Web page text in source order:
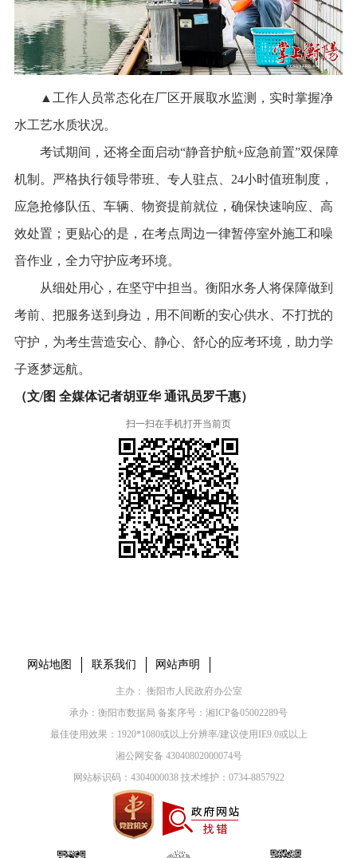
▲工作人员常态化在厂区开展取水监测，实时掌握净
水工艺水质状况。
考试期间，还将全面启动“静音护航+应急前置”双保障
机制。严格执行领导带班、专人驻点、24小时值班制度，
应急抢修队伍、车辆、物资提前就位，确保快速响应、高
效处置；更贴心的是，在考点周边一律暂停室外施工和噪
音作业，全力守护应考环境。
从细处用心，在坚守中担当。衡阳水务人将保障做到
考前、把服务送到身边，用不间断的安心供水、不打扰的
守护，为考生营造安心、静心、舒心的应考环境，助力学
子逐梦远航。
（文/图 全媒体记者胡亚华 通讯员罗千惠）
扫一扫在手机打开当前页
网站地图 联系我们 网站声明
主办： 衡阳市人民政府办公室
承办：衡阳市数据局 备案序号： 湘ICP备05002289号
最佳使用效果：1920*1080或以上分辨率/建议使用IE9.0或以上
湘公网安备 43040802000074号
网站标识码：4304000038 技术维护：0734-8857922